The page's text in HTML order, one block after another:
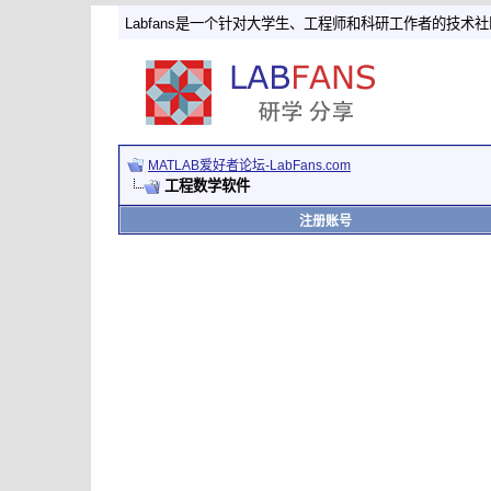
Labfans是一个针对大学生、工程师和科研工作者的技术社
MATLAB爱好者论坛-LabFans.com
工程数学软件
注册账号